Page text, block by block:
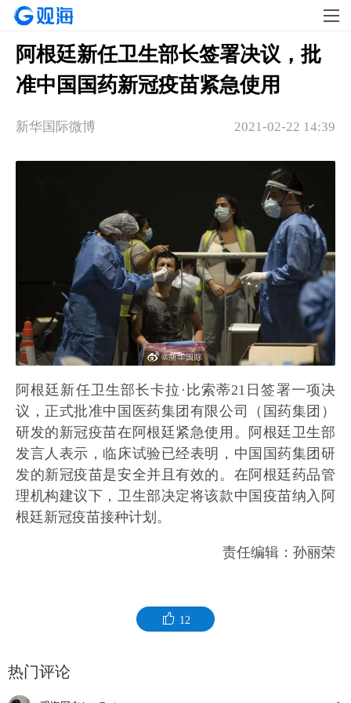
阿根廷新任卫生部长签署决议，批
准中国国药新冠疫苗紧急使用
2021-02-22 14:39
新华国际微博
阿根廷新任卫生部长卡拉·比索蒂21日签署一项决
议，正式批准中国医药集团有限公司（国药集团）
研发的新冠疫苗在阿根廷紧急使用。阿根廷卫生部
发言人表示，临床试验已经表明，中国国药集团研
发的新冠疫苗是安全并且有效的。在阿根廷药品管
理机构建议下，卫生部决定将该款中国疫苗纳入阿
根廷新冠疫苗接种计划。
责任编辑：孙丽荣
12
热门评论